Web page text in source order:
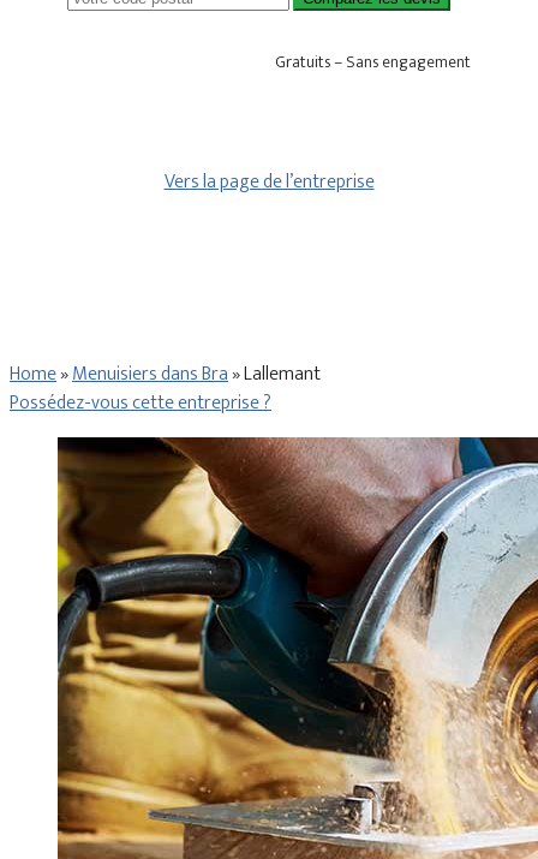
Gratuits – Sans engagement
Vers la page de l’entreprise
Home»Menuisiers dans Bra»Lallemant
Possédez-vous cette entreprise ?